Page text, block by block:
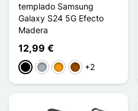
templado Samsung
Galaxy S24 5G Efecto
Madera
12,99 €
NegroGris NaranjaMarrón
+2